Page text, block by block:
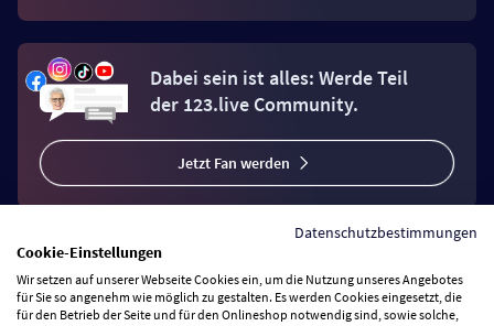
Dabei sein ist alles: Werde Teil
der 123.live Community.
Jetzt Fan werden
Vertrag widerrufen
Datenschutzbestimmungen
Cookie-Einstellungen
Wir setzen auf unserer Webseite Cookies ein, um die Nutzung unseres Angebotes
für Sie so angenehm wie möglich zu gestalten. Es werden Cookies eingesetzt, die
für den Betrieb der Seite und für den Onlineshop notwendig sind, sowie solche,